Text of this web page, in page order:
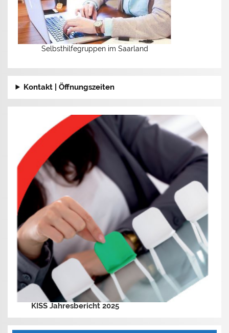
Selbsthilfegruppen im Saarland
Kontakt | Öffnungszeiten
KISS Jahresbericht 2025